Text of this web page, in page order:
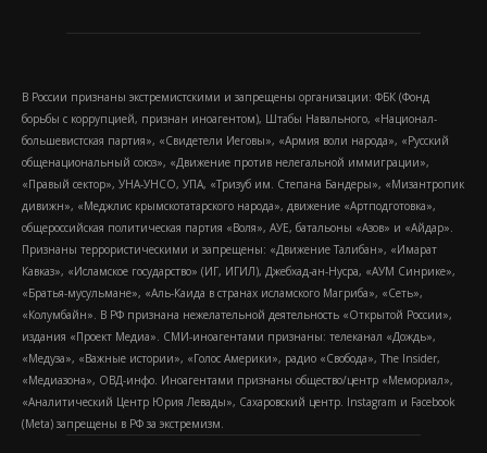
В России признаны экстремистскими и запрещены организации: ФБК (Фонд
борьбы с коррупцией, признан иноагентом), Штабы Навального, «Национал-
большевистская партия», «Свидетели Иеговы», «Армия воли народа», «Русский
общенациональный союз», «Движение против нелегальной иммиграции»,
«Правый сектор», УНА-УНСО, УПА, «Тризуб им. Степана Бандеры», «Мизантропик
дивижн», «Меджлис крымскотатарского народа», движение «Артподготовка»,
общероссийская политическая партия «Воля», АУЕ, батальоны «Азов» и «Айдар».
Признаны террористическими и запрещены: «Движение Талибан», «Имарат
Кавказ», «Исламское государство» (ИГ, ИГИЛ), Джебхад-ан-Нусра, «АУМ Синрике»,
«Братья-мусульмане», «Аль-Каида в странах исламского Магриба», «Сеть»,
«Колумбайн». В РФ признана нежелательной деятельность «Открытой России»,
издания «Проект Медиа». СМИ-иноагентами признаны: телеканал «Дождь»,
«Медуза», «Важные истории», «Голос Америки», радио «Свобода», The Insider,
«Медиазона», ОВД-инфо. Иноагентами признаны общество/центр «Мемориал»,
«Аналитический Центр Юрия Левады», Сахаровский центр. Instagram и Facebook
(Metа) запрещены в РФ за экстремизм.